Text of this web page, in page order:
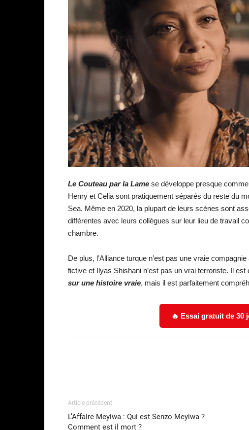
Le Couteau par la Lame se développe presque
Henry et Celia sont pratiquement séparés du reste du
Sea. Même en 2020, la plupart de leurs scènes sont
différentes avec leurs collègues sur leur lieu de travail
chambre.
De plus, l’Alliance turque n’est pas une vraie
fictive et Ilyas Shishani n’est pas un vrai terroriste. Il est
sur une histoire vraie, mais il est parfaitement
🔥 Essai gratuit de 30
Article précédent
L’Affaire Meyiwa : Qui est Senzo Meyiwa ?
Comment est il mort ?